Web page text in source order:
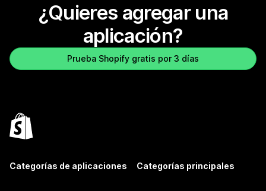
¿Quieres agregar una
aplicación?
Prueba Shopify gratis por 3 días
Categorías de aplicaciones Categorías principales